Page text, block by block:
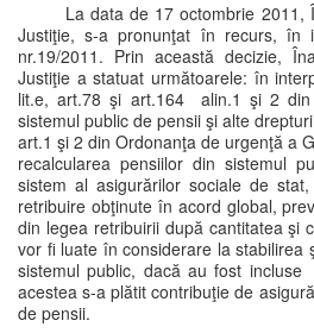
La data de 17 octombrie 2011,
Justiţie, s-a pronunţat în recurs, în
nr.19/2011. Prin această decizie,
Justiţie a statuat următoarele: în
lit.e, art.78 şi art.164 alin.1 şi 2 din
sistemul public de pensii şi alte
art.1 şi 2 din Ordonanţa de urgenţă a
recalcularea pensiilor din sistemul
sistem al asigurărilor sociale de
retribuire obţinute în acord global,
din legea retribuirii după cantitatea şi
vor fi luate în considerare la stabilirea
sistemul public, dacă au fost
acestea s-a plătit contribuţie de
de pensii.